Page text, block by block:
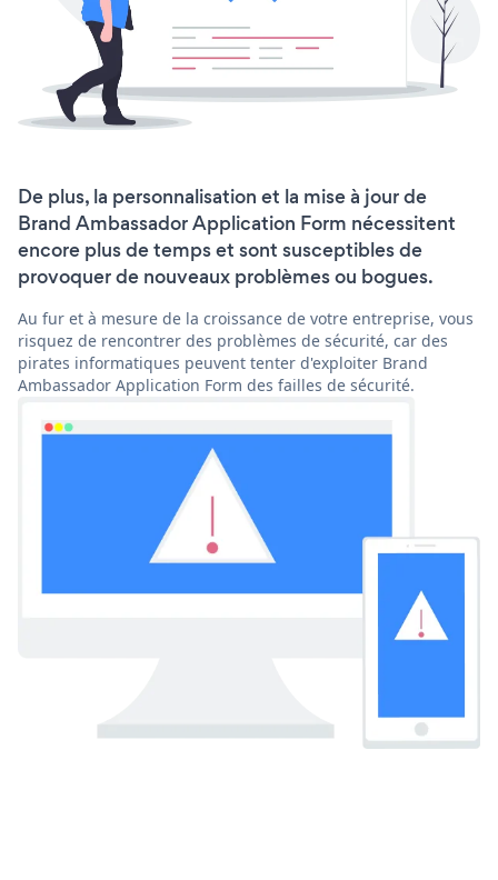
De plus, la personnalisation et la mise à jour de
Brand Ambassador Application Form nécessitent
encore plus de temps et sont susceptibles de
provoquer de nouveaux problèmes ou bogues.
Au fur et à mesure de la croissance de votre entreprise, vous
risquez de rencontrer des problèmes de sécurité, car des
pirates informatiques peuvent tenter d'exploiter Brand
Ambassador Application Form des failles de sécurité.